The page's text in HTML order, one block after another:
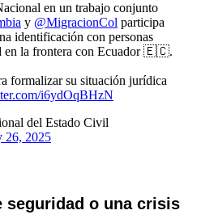
en un trabajo conjunto
y @MigracionCol participa
identificación con personas
en la frontera con Ecuador 🇪🇨.
formalizar su situación jurídica
i6ydOqBHzN
del Estado Civil
26, 2025
seguridad o una crisis